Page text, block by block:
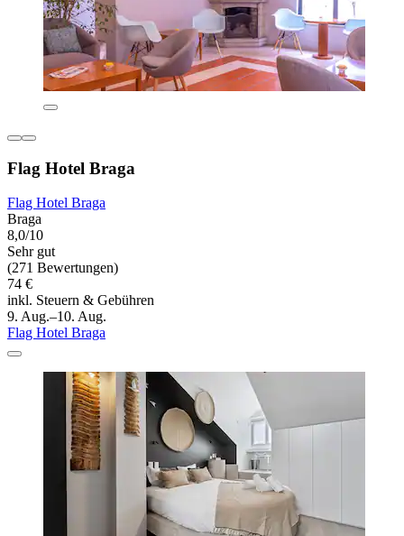
Flag Hotel Braga
Flag Hotel Braga
Braga
8,0/10
Sehr gut
(271 Bewertungen)
74 €
inkl. Steuern & Gebühren
9. Aug.–10. Aug.
Flag Hotel Braga